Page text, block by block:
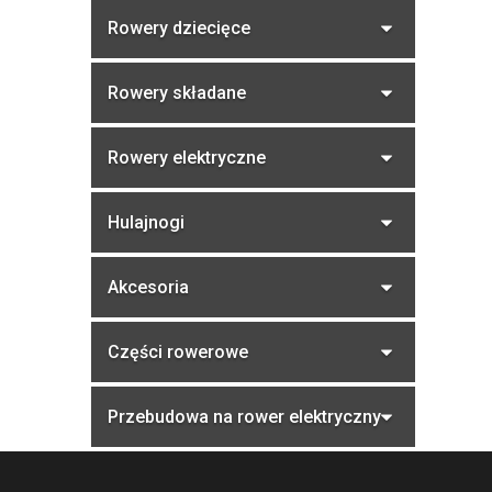
c
n
Rowery dziecięce
Rowery składane
Rowery elektryczne
Hulajnogi
Akcesoria
Części rowerowe
Przebudowa na rower elektryczny